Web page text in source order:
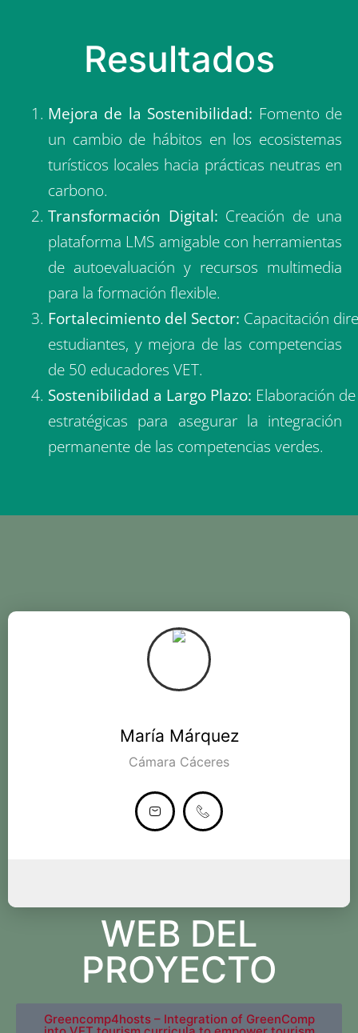
Resultados
Mejora de la Sostenibilidad:
un cambio de hábitos en los ecosistemas
turísticos locales hacia prácticas neutras en
carbono.
Transformación Digital:
Creación de una
plataforma LMS amigable con herramientas
de autoevaluación y recursos multimedia
para la formación flexible.
Fortalecimiento del Sector:
Capacitación
estudiantes, y mejora de las competencias
de 50 educadores VET.
Sostenibilidad a Largo Plazo:
Elaboración
estratégicas para asegurar la integración
Cámara Cáceres
WEB DEL
PROYECTO